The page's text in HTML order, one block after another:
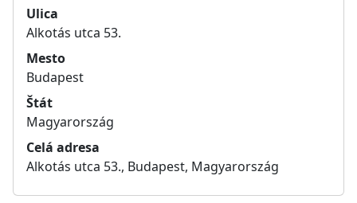
Ulica
Alkotás utca 53.
Mesto
Budapest
Štát
Magyarország
Celá adresa
Alkotás utca 53., Budapest, Magyarország